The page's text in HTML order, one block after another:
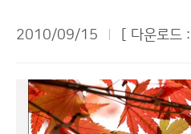
m 이상의 강수가 집중되어
로 대부분 동해안 지방은 강
0mm 이상(25~50%) 부족했
2010/09/15 [ 다운로드 :